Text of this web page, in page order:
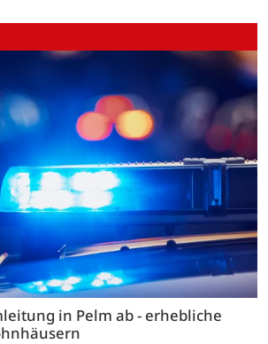
in Pelm ab - erhebliche